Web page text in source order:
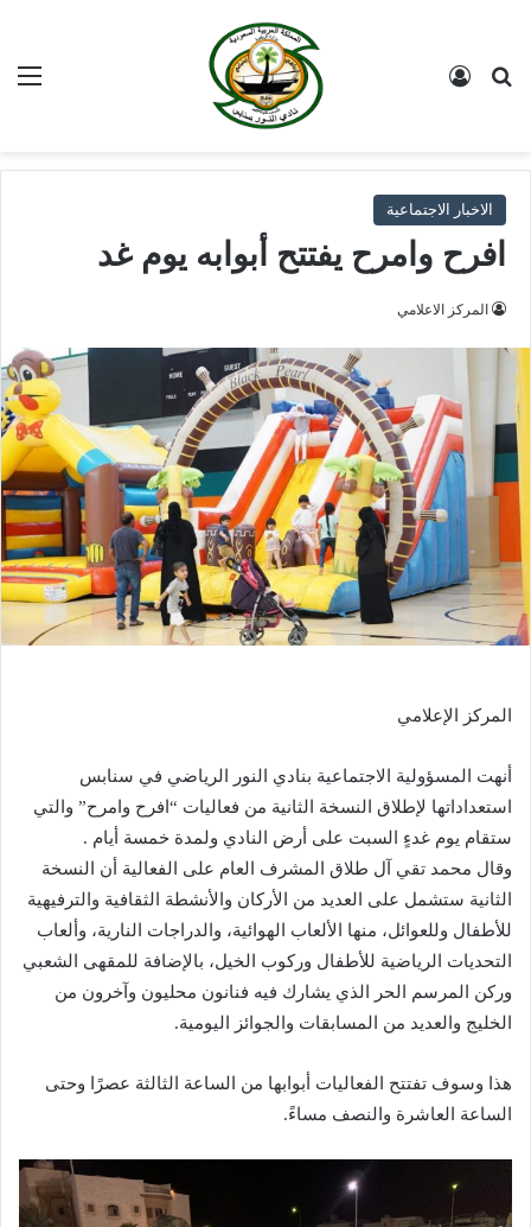
بحث عن
الاخبار الاجتماعية
افرح وامرح يفتتح أبوابه يوم غد
المركز الاعلامي
المركز الإعلامي
أنهت المسؤولية الاجتماعية بنادي النور الرياضي في سنابس
استعداداتها لإطلاق النسخة الثانية من فعاليات “افرح وامرح” والتي
ستقام يوم غدءٍ السبت على أرض النادي ولمدة خمسة أيام .
وقال محمد تقي آل طلاق المشرف العام على الفعالية أن النسخة
الثانية ستشمل على العديد من الأركان والأنشطة الثقافية والترفيهية
للأطفال وللعوائل، منها الألعاب الهوائية، والدراجات النارية، وألعاب
التحديات الرياضية للأطفال وركوب الخيل، بالإضافة للمقهى الشعبي
وركن المرسم الحر الذي يشارك فيه فنانون محليون وآخرون من
الخليج والعديد من المسابقات والجوائز اليومية.
هذا وسوف تفتتح الفعاليات أبوابها من الساعة الثالثة عصرًا وحتى
الساعة العاشرة والنصف مساءً.